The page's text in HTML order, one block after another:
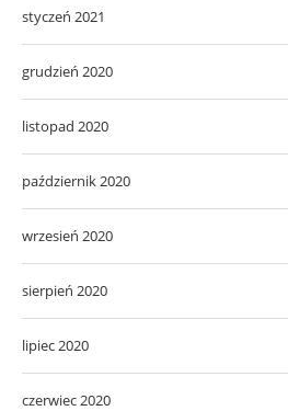
styczeń 2021
grudzień 2020
listopad 2020
październik 2020
wrzesień 2020
sierpień 2020
lipiec 2020
czerwiec 2020